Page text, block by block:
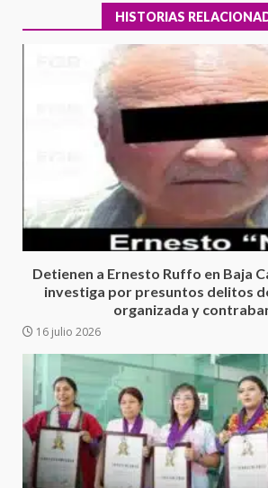
HISTORIAS
Detienen a Ernesto Ruffo en Baja
investiga por presuntos delitos
organizada y
16 julio 2026
3
Ciudad Salud:
4
Encuentro de
Cruz reafirma la
de la
territorio
30 julio 2026
Secretaría de
presencia
Juan